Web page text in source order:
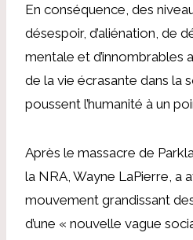
En conséquence, des
désespoir, d’aliénation, de
mentale et d’innombrables
de la vie écrasante dans la
poussent l’humanité à un
Après le massacre de
la NRA, Wayne LaPierre, a
mouvement grandissant
d’une « nouvelle vague